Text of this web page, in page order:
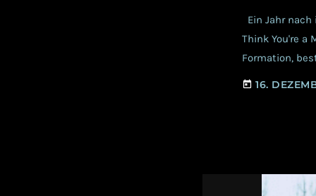
Ein Jahr nach
Think You're a
Formation,
und Lloyd
today 16.